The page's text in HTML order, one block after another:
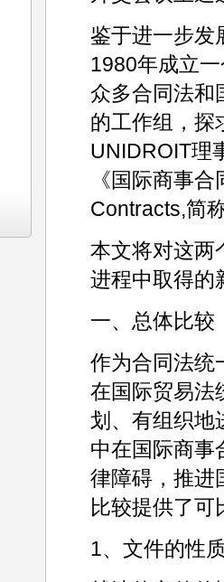
鉴于进一步发
1980年成立
众多合同法和
的工作组，探
UNIDROIT理
《国际商事
Contracts,简
本文将对这两
进程中取得的
一、总体比较
作为合同法统
在国际贸易法
划、有组织地
中在国际商事
律障碍，推进
比较提供了可
1、文件的性